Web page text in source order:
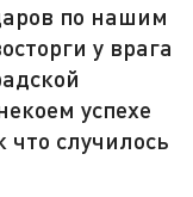
по нашим
у врага
успехе
что случилось